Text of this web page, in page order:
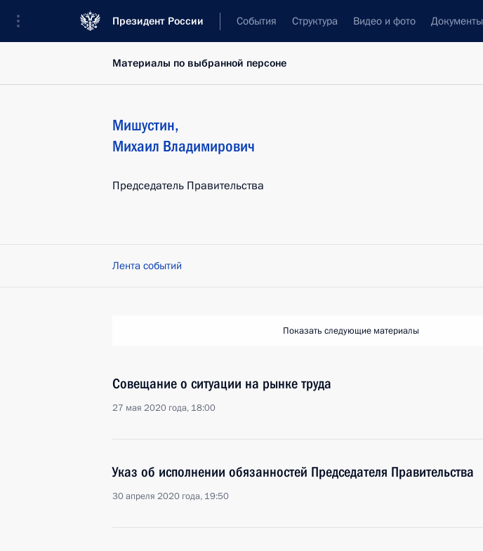
Президент России События Структура Видео и фото Документы
Материалы по выбранной персоне
Мишустин,
Михаил Владимирович
Председатель Правительства
Лента событий
Показать следующие материалы
Совещание о ситуации на рынке труда
27 мая 2020 года, 18:00
Указ об исполнении обязанностей Председателя Правительства
30 апреля 2020 года, 19:50